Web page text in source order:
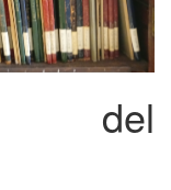
del